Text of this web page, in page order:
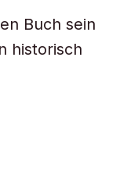
Buch sein
historisch